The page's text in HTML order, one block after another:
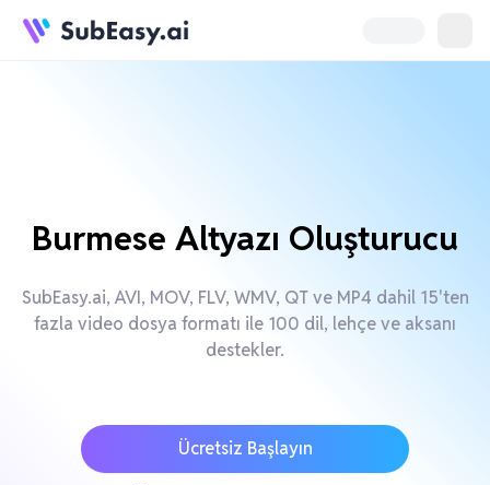
Burmese Altyazı Oluşturucu
SubEasy.ai, AVI, MOV, FLV, WMV, QT ve MP4 dahil 15'ten
fazla video dosya formatı ile 100 dil, lehçe ve aksanı
destekler.
Ücretsiz Başlayın